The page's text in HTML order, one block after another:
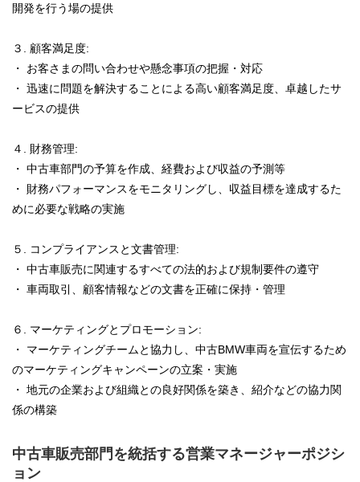
開発を行う場の提供
３. 顧客満足度:
・ お客さまの問い合わせや懸念事項の把握・対応
・ 迅速に問題を解決することによる高い顧客満足度、卓越したサ
ービスの提供
４. 財務管理:
・ 中古車部門の予算を作成、経費および収益の予測等
・ 財務パフォーマンスをモニタリングし、収益目標を達成するた
めに必要な戦略の実施
５. コンプライアンスと文書管理:
・ 中古車販売に関連するすべての法的および規制要件の遵守
・ 車両取引、顧客情報などの文書を正確に保持・管理
６. マーケティングとプロモーション:
・ マーケティングチームと協力し、中古BMW車両を宣伝するため
のマーケティングキャンペーンの立案・実施
・ 地元の企業および組織との良好関係を築き、紹介などの協力関
係の構築
中古車販売部門を統括する営業マネージャーポジシ
ョン